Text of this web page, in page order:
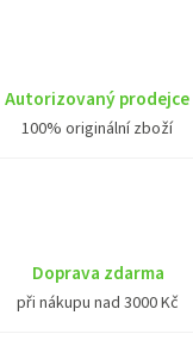
Autorizovaný prodejce
100% originální zboží
Doprava zdarma
při nákupu nad 3000 Kč